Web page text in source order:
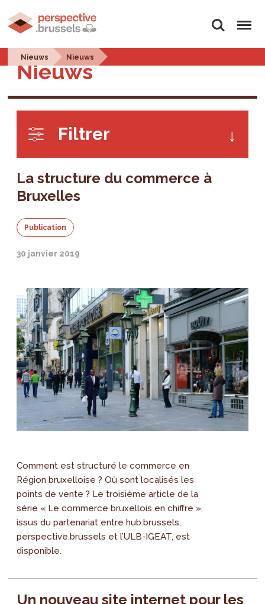
Rechercher
Menu
Nieuws Nieuws
Nieuws
Filtrer
La structure du commerce à
Bruxelles
Publication
30 janvier 2019
Comment est structuré le commerce en
Région bruxelloise ? Où sont localisés les
points de vente ? Le troisième article de la
série « Le commerce bruxellois en chiffre »,
issus du partenariat entre hub.brussels,
perspective.brussels et l’ULB-IGEAT, est
disponible.
Un nouveau site internet pour les